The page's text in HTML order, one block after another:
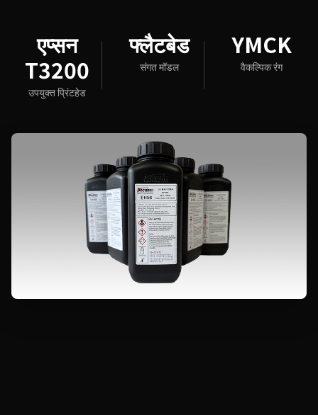
एप्सन
T3200
उपयुक्त प्रिंटहेड
फ्लैटबेड
संगत मॉडल
YMCK
वैकल्पिक रंग